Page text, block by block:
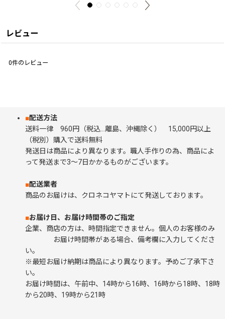
レビュー
0件のレビュー
■配送方法
送料一律 960円（税込…離島、沖縄除く） 15,000円以上
（税別）購入で送料無料
発送日は商品により異なります。職人手作りの為、商品によ
って発送まで3～7日かかるものがございます。
■配送業者
商品のお届けは、クロネコヤマトにて発送しております。
■お届け日、お届け時間帯のご指定
企業、商店の方は、時間指定できません。個人のお客様のみ
お届け時間帯がある場合、備考欄に入力してくださ
い。
※最短お届け納期は商品により異なります。予めご了承下さ
い。
お届け時間は、午前中、14時から16時、16時から18時、18時
から20時、19時から21時